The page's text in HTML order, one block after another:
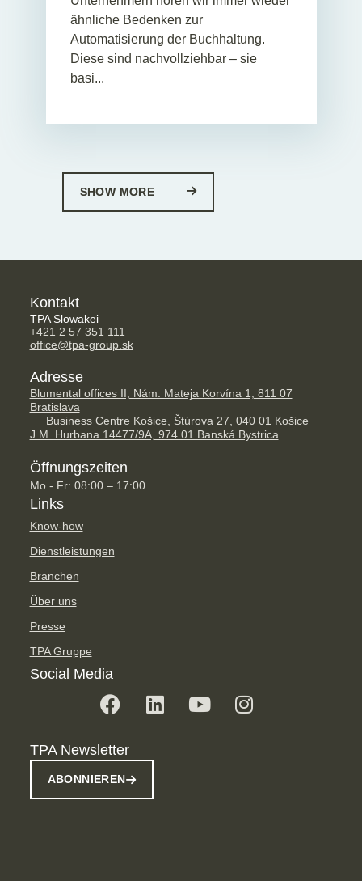
ähnliche Bedenken zur
Automatisierung der Buchhaltung.
Diese sind nachvollziehbar – sie
basi...
SHOW MORE
Kontakt
TPA Slowakei
+421 2 57 351 111
office@tpa-group.sk
Adresse
Blumental offices II, Nám. Mateja Korvína 1, 811 07
Bratislava
Business Centre Košice, Štúrova 27, 040 01 Košice
J.M. Hurbana 14477/9A, 974 01 Banská Bystrica
Öffnungszeiten
Mo - Fr: 08:00 – 17:00
Links
Know-how
Dienstleistungen
Branchen
Über uns
Presse
TPA Gruppe
Social Media
TPA Newsletter
ABONNIEREN